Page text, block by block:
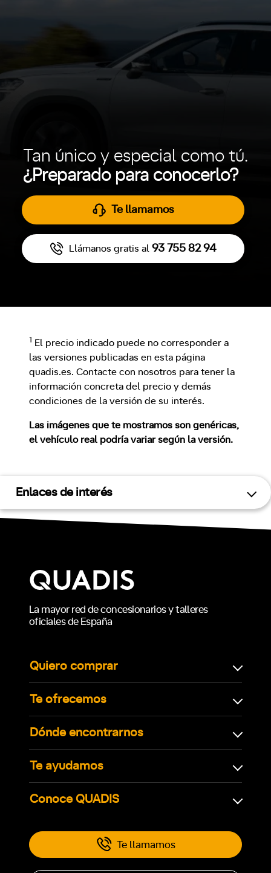
Tan único y especial como tú.
¿Preparado para conocerlo?
Te llamamos
Llámanos gratis al 93 755 82 94
1
El precio indicado puede no corresponder a
las versiones publicadas en esta página
quadis.es. Contacte con nosotros para tener la
información concreta del precio y demás
condiciones de la versión de su interés.
Las imágenes que te mostramos son genéricas,
el vehículo real podría variar según la versión.
Enlaces de interés
La mayor red de concesionarios y talleres
oficiales de España
Quiero comprar
Te ofrecemos
Dónde encontrarnos
Te ayudamos
Conoce QUADIS
Te llamamos